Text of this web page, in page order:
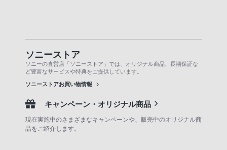
ソニーストア
ソニーの直営店「ソニーストア」では、オリジナル商品、長期保証な
ど豊富なサービスや特典をご提供しています。
ソニーストアお買い物情報
キャンペーン・オリジナル商品
現在実施中のさまざまなキャンペーンや、販売中のオリジナル商
品をご紹介します。